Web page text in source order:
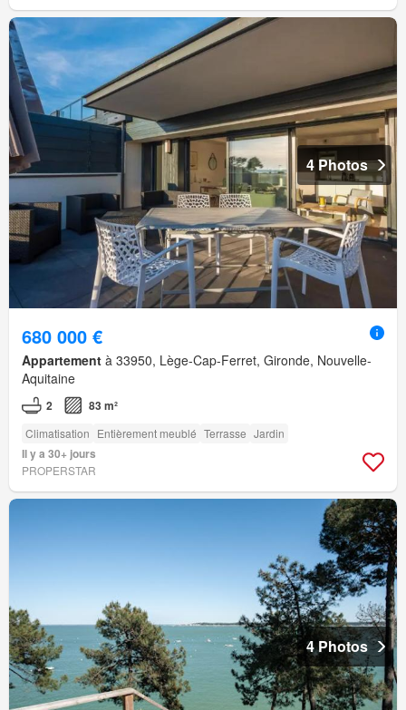
4 Photos
680 000 €
Appartement à 33950, Lège-Cap-Ferret, Gironde, Nouvelle-
Aquitaine
2 83 m²
Climatisation Entièrement meublé Terrasse Jardin
Il y a 30+ jours
PROPERSTAR
4 Photos